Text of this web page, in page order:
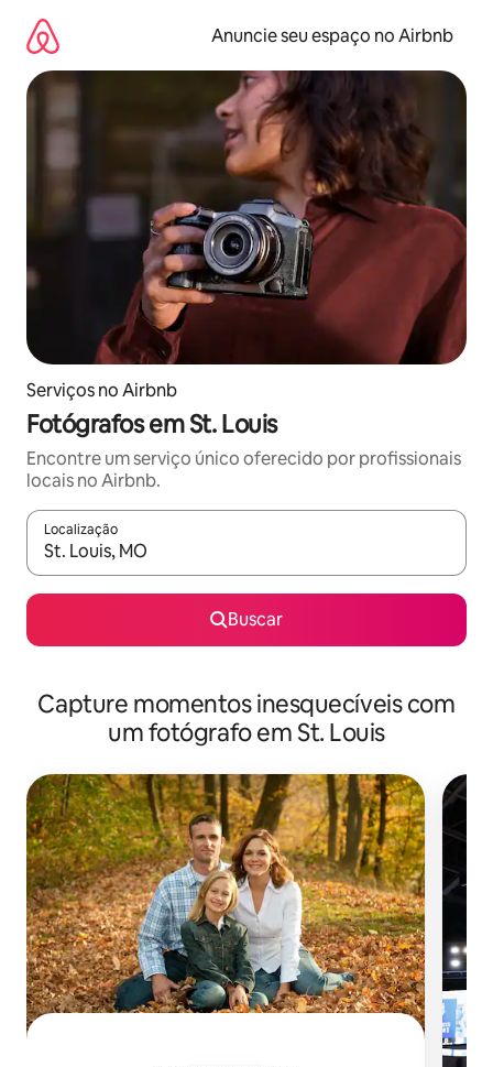
para
conteúdo
Anuncie seu espaço no Airbnb
Serviços no Airbnb
Fotógrafos em St. Louis
Encontre um serviço único oferecido por profissionais
locais no Airbnb.
Localização
Quando os resultados estiverem disponíveis, explore-os
Buscar
Capture momentos inesquecíveis com
um fotógrafo em St. Louis